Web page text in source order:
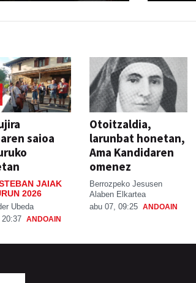
saioa
JAIAK
2026
Ubeda
ANDOAIN
Otoitzaldia,
larunbat honetan,
Ama Kandidaren
omenez
Berrozpeko Jesusen
Alaben Elkartea
abu 07, 09:25 ANDOAIN